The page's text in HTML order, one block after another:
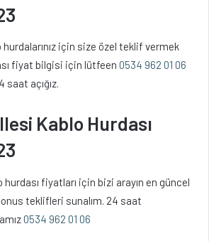
için size özel teklif vermek
fiyat bilgisi için lütfeen 0534 962 01 06
saat açığız.
Kablo Hurdası
fiyatları için bizi arayın en güncel
teklifleri sunalım. 24 saat
0534 962 01 06